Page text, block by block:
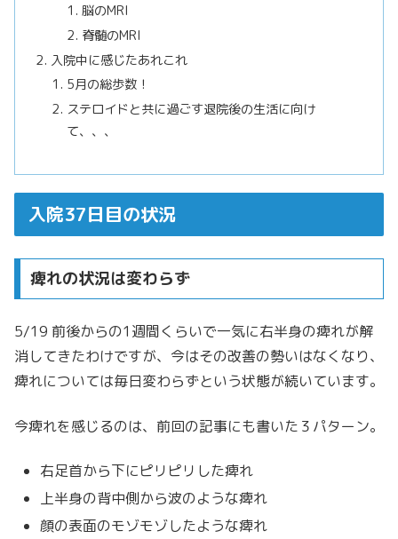
脳のMRI
脊髄のMRI
入院中に感じたあれこれ
5月の総歩数！
ステロイドと共に過ごす退院後の生活に向け
て、、、
入院37日目の状況
痺れの状況は変わらず
5/19 前後からの1週間くらいで一気に右半身の痺れが解
消してきたわけですが、今はその改善の勢いはなくなり、
痺れについては毎日変わらずという状態が続いています。
今痺れを感じるのは、前回の記事にも書いた３パターン。
右足首から下にピリピリした痺れ
上半身の背中側から波のような痺れ
顔の表面のモゾモゾしたような痺れ